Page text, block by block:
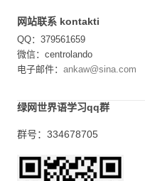
网站联系 kontakti
QQ：379561659
微信：centrolando
电子邮件： ankaw@sina.com
绿网世界语学习qq群
群号：334678705